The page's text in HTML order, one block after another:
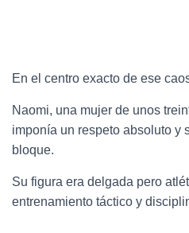
En el centro exacto de ese
Naomi, una mujer de unos
imponía un respeto absoluto y
bloque.
Su figura era delgada pero
entrenamiento táctico y